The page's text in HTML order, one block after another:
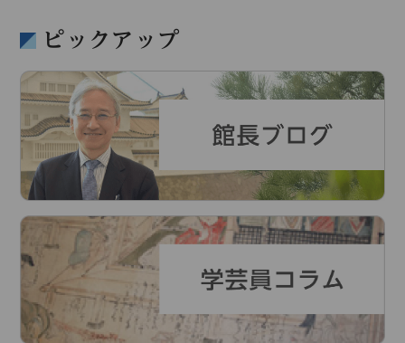
ピックアップ